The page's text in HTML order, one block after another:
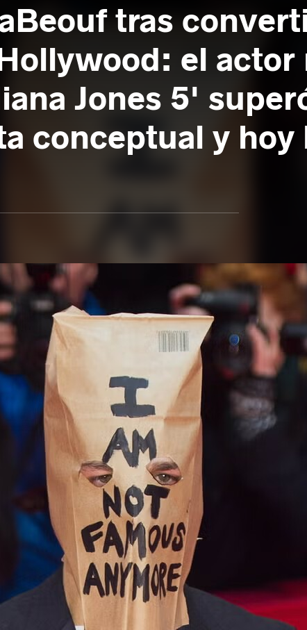
tras
el actor
Jones 5'
conceptual y hoy